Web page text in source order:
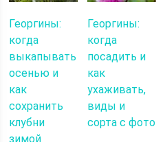
Георгины:
когда
выкапывать
осенью и
как
сохранить
клубни
зимой
Георгины:
когда
посадить и
как
ухаживать,
виды и
сорта с фото